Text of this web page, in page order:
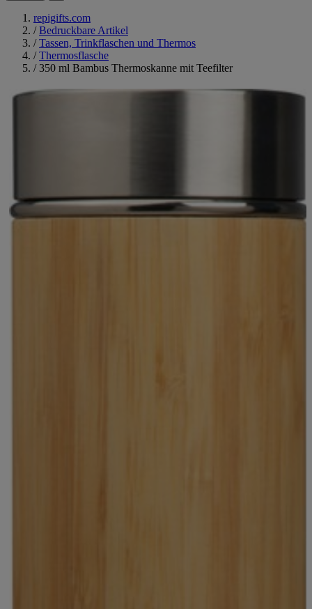
repigifts.com
/ Bedruckbare Artikel
/ Tassen, Trinkflaschen und Thermos
/ Thermosflasche
/ 350 ml Bambus Thermoskanne mit Teefilter